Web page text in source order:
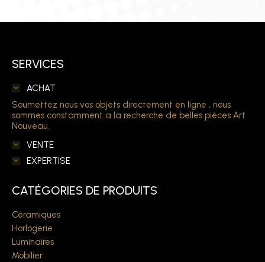
SERVICES
ACHAT
Soumettez nous vos objets directement en ligne , nous
sommes constamment a la recherche de belles pièces Art
Nouveau.
VENTE
EXPERTISE
CATÉGORIES DE PRODUITS
Céramiques
Horlogerie
Luminaires
Mobilier